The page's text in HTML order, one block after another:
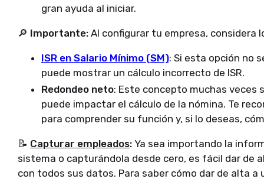
gran ayuda al iniciar.
🔎 Importante: Al configurar tu empresa, considera
ISR en Salario Mínimo (SM): Si esta opción no
puede mostrar un cálculo incorrecto de ISR.
Redondeo neto: Este concepto muchas veces
puede impactar el cálculo de la nómina. Te
para comprender su función y, si lo deseas,
📝 Capturar empleados: Ya sea importando la
sistema o capturándola desde cero, es fácil dar de
con todos sus datos. Para saber cómo dar de alta